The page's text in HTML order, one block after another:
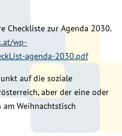
Checkliste zur Agenda 2030.
wp-
agenda-2030.pdf
auf die soziale
aber der eine oder
Weihnachtstisch